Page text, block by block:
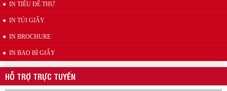
IN TIÊU ĐỀ THƯ
IN TÚI GIẤY
IN BROCHURE
IN BAO BÌ GIẤY
HỖ TRỢ TRỰC TUYẾN